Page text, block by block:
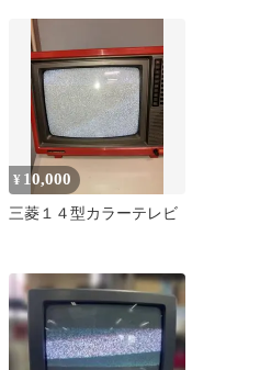
¥ 10,000
三菱１４型カラーテレビ